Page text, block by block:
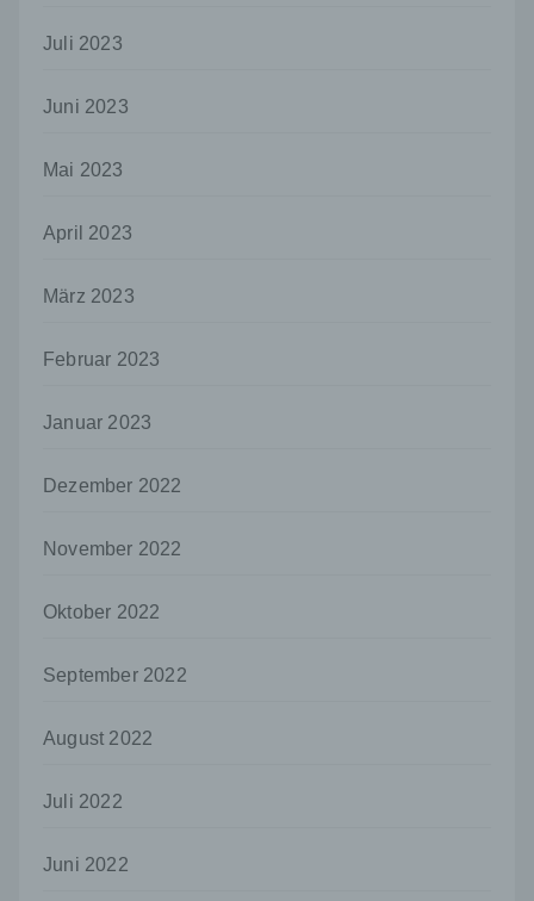
Juli 2023
Juni 2023
Mai 2023
April 2023
März 2023
Februar 2023
Januar 2023
Dezember 2022
November 2022
Oktober 2022
September 2022
August 2022
Juli 2022
Juni 2022
und Mittel der Verarbeitung von
Sind die Zwecke und Mittel dieser
so kann der Verantwortliche
Unionsrecht oder dem Recht der
h) Auftragsverarbeiter
juristische Person, Behörde, Einrichtung
Daten im Auftrag des Verantwortlichen
i) Empfänger
Person, Behörde, Einrichtung oder andere
Stelle, der personenbezogene Daten
es sich bei ihr um einen Dritten handelt oder
dem Unionsrecht oder dem Recht der
personenbezogene Daten erhalten, gelten
jedoch nicht als Empfänger.
j) Dritter
Stelle außer der betroffenen Person, dem